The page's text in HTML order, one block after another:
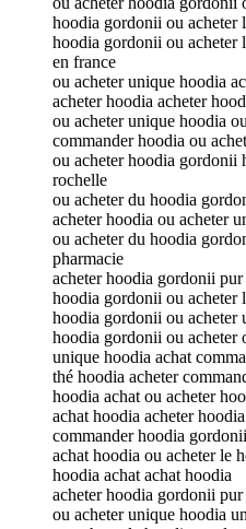
hoodia gordonii ou acheter
hoodia gordonii ou acheter
en france
ou acheter unique hoodia
acheter hoodia acheter
ou acheter unique hoodia
commander hoodia ou
ou acheter hoodia gordonii
rochelle
ou acheter du hoodia
acheter hoodia ou acheter
ou acheter du hoodia
pharmacie
acheter hoodia gordonii
hoodia gordonii ou acheter
hoodia gordonii ou acheter
hoodia gordonii ou acheter
unique hoodia achat
thé hoodia acheter
hoodia achat ou acheter
achat hoodia acheter
commander hoodia
achat hoodia ou acheter le
hoodia achat achat hoodia
acheter hoodia gordonii
ou acheter unique hoodia